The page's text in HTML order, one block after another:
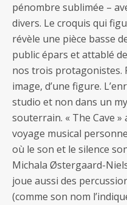
pénombre sublimée –
divers. Le croquis qui
révèle une pièce basse
public épars et attablé
nos trois protagonistes.
image, d’une figure.
studio et non dans un
souterrain. « The Cave »
voyage musical
où le son et le silence
Michala Østergaard-
joue aussi des
(comme son nom